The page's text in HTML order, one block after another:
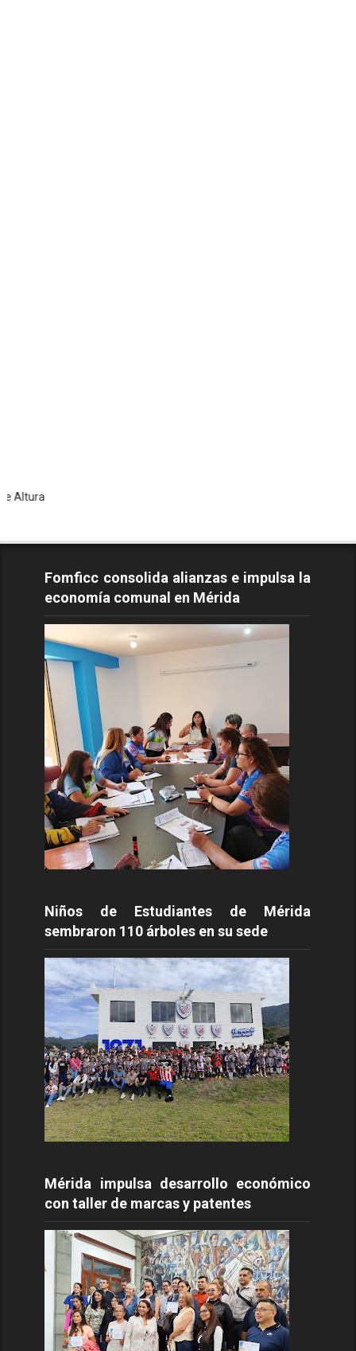
Fomficc consolida alianzas e impulsa la
economía comunal en Mérida
Niños de Estudiantes de Mérida
sembraron 110 árboles en su sede
Mérida impulsa desarrollo económico
con taller de marcas y patentes